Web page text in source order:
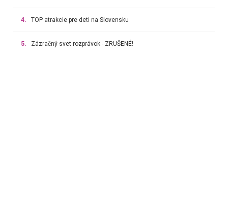
4. TOP atrakcie pre deti na Slovensku
5. Zázračný svet rozprávok - ZRUŠENÉ!